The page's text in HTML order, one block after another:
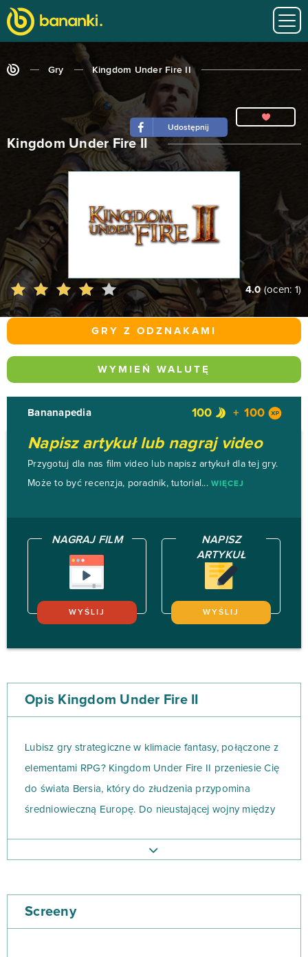
Gry Kingdom Under Fire II
Udostępnij
Kingdom Under Fire II
4.0(ocen: 1)
GRY Z ODZNAKAMI
WYMIEŃ WALUTĘ
Bananapedia 100 100
Napisz artykuł lub nagraj video
Przygotuj dla nas film video lub napisz artykuł dla tej gry.
Może to być recenzja, poradnik, tutorial... WIĘCEJ
NAGRAJ FILM
WYŚLIJ
NAPISZ
ARTYKUŁ
WYŚLIJ
Opis Kingdom Under Fire II
Lubisz gry strategiczne w klimacie fantasy, połączone z
elementami RPG? Kingdom Under Fire II przeniesie Cię
do świata Bersia, który do złudzenia przypomina
średniowieczną Europę. Do nieustającej wojny między
(orkowie i ogry) dołączyła się… trzecia frakcja.
zasilają mutanty i rozmaite potwory. Pojawiają się także
kolejni bohaterowie wraz ze spersonalizowanym
Screeny